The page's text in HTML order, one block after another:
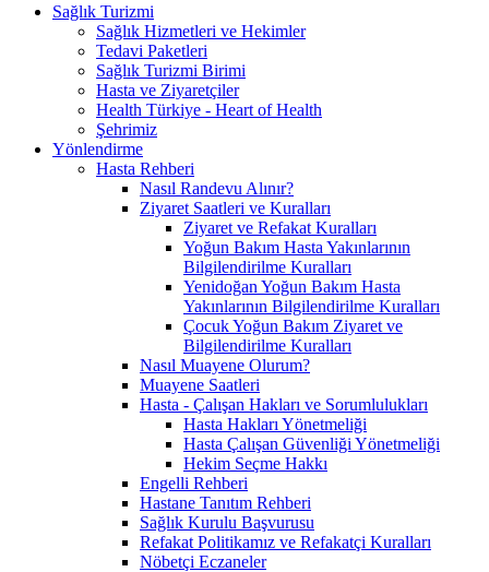
Sağlık Turizmi
Sağlık Hizmetleri ve Hekimler
Tedavi Paketleri
Sağlık Turizmi Birimi
Hasta ve Ziyaretçiler
Health Türkiye - Heart of Health
Şehrimiz
Yönlendirme
Hasta Rehberi
Nasıl Randevu Alınır?
Ziyaret Saatleri ve Kuralları
Ziyaret ve Refakat Kuralları
Yoğun Bakım Hasta Yakınlarının
Bilgilendirilme Kuralları
Yenidoğan Yoğun Bakım Hasta
Yakınlarının Bilgilendirilme Kuralları
Çocuk Yoğun Bakım Ziyaret ve
Bilgilendirilme Kuralları
Nasıl Muayene Olurum?
Muayene Saatleri
Hasta - Çalışan Hakları ve Sorumlulukları
Hasta Hakları Yönetmeliği
Hasta Çalışan Güvenliği Yönetmeliği
Hekim Seçme Hakkı
Engelli Rehberi
Hastane Tanıtım Rehberi
Sağlık Kurulu Başvurusu
Refakat Politikamız ve Refakatçi Kuralları
Nöbetçi Eczaneler